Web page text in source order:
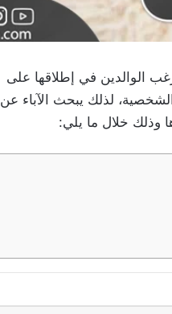
الوالدين في إطلاقها على
لذلك يبحث الآباء عن
وذلك خلال ما يلي: